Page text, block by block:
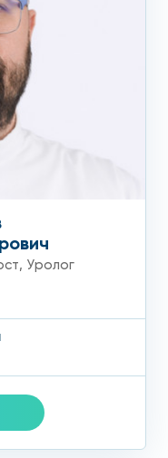
, Уролог